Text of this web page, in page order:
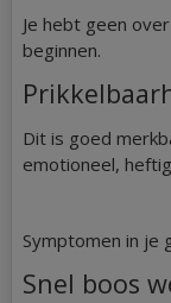
Je hebt geen
beginnen.
Dit is goed
emotioneel,
Symptomen in je
Snel boos